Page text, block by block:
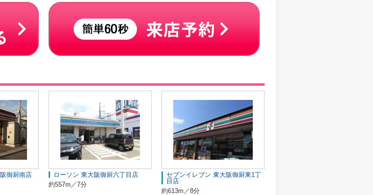
御厨南店
ローソン 東大阪御厨六丁目店
約557m／7分
セブンイレブン 東大阪御厨東1丁
目店
約613m／8分